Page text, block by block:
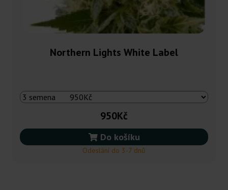
Northern Lights White Label
950Kč
Do košíku
Odeslání do 3-7 dnů